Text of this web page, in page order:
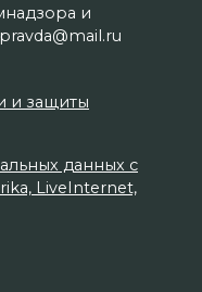
и
и защиты
данных с
LiveInternet,